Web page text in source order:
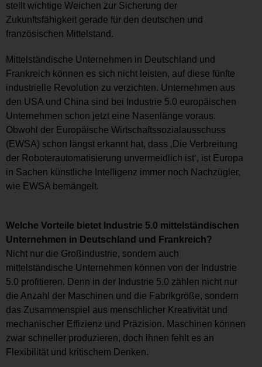
stellt wichtige Weichen zur Sicherung der
Zukunftsfähigkeit gerade für den deutschen und
französischen Mittelstand.
Mittelständische Unternehmen in Deutschland und
Frankreich können es sich nicht leisten, auf diese fünfte
industrielle Revolution zu verzichten. Unternehmen aus
den USA und China sind bei Industrie 5.0 europäischen
Unternehmen schon jetzt eine Nasenlänge voraus.
Obwohl der Europäische Wirtschaftssozialausschuss
(EWSA) schon längst erkannt hat, dass ‚Die Verbreitung
der Roboterautomatisierung unvermeidlich ist‘, ist Europa
in Sachen künstliche Intelligenz immer noch Nachzügler,
wie EWSA bemängelt.
Welche Vorteile bietet Industrie 5.0 mittelständischen
Unternehmen in Deutschland und Frankreich?
Nicht nur die Großindustrie, sondern auch
mittelständische Unternehmen können von der Industrie
5.0 profitieren. Denn in der Industrie 5.0 zählen nicht nur
die Anzahl der Maschinen und die Fabrikgröße, sondern
das Zusammenspiel aus menschlicher Kreativität und
mechanischer Effizienz und Präzision. Maschinen können
zwar schneller produzieren, doch ihnen fehlt es an
Flexibilität und kritischem Denken.